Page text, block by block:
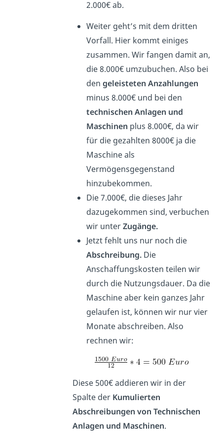
2.000€ ab.
Weiter geht’s mit dem dritten
Vorfall. Hier kommt einiges
zusammen. Wir fangen damit an,
die 8.000€ umzubuchen. Also bei
dengeleisteten Anzahlungen
minus 8.000€ und bei den
technischen Anlagen und
Maschinen plus 8.000€, da wir
für die gezahlten 8000€ ja die
Maschine als
Vermögensgegenstand
hinzubekommen.
Die 7.000€, die dieses Jahr
dazugekommen sind, verbuchen
wir unterZugänge.
Jetzt fehlt uns nur noch die
Abschreibung. Die
Anschaffungskosten teilen wir
durch die Nutzungsdauer. Da die
Maschine aber kein ganzes Jahr
gelaufen ist, können wir nur vier
Monate abschreiben. Also
rechnen wir:
Diese 500€ addieren wir in der
Spalte der Kumulierten
Abschreibungen von Technischen
Anlagen und Maschinen.